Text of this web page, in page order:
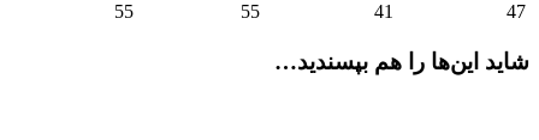
47
41
55
55
شاید این‌ها را هم بپسندید…